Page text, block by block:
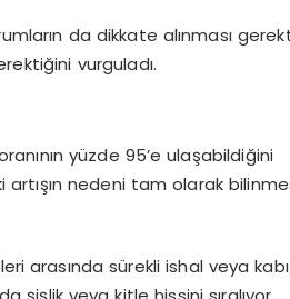
da dikkate alınması
vurguladı.
yüzde 95’e ulaşabildiğini
nedeni tam olarak
arasında sürekli ishal veya